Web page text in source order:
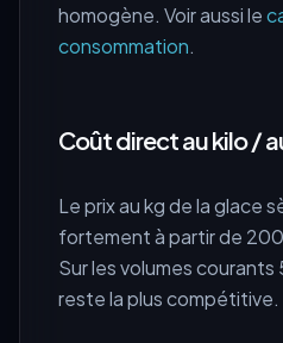
homogène. Voir aussi le
consommation.
Coût direct au kilo /
Le prix au kg de la glace
fortement à partir de
Sur les volumes
reste la plus compétitive.